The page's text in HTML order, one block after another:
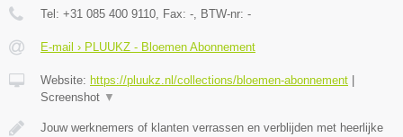
Tel: +31 085 400 9110, Fax: -, BTW-nr: -
E-mail › PLUUKZ - Bloemen Abonnement
Website: https://pluukz.nl/collections/bloemen-abonnement
Screenshot ▼
Jouw werknemers of klanten verrassen en verblijden met heerlijke